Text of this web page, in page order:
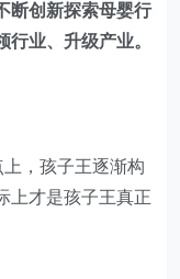
断创新探索母婴行
业、升级产业。
上，孩子王逐渐构
上才是孩子王真正